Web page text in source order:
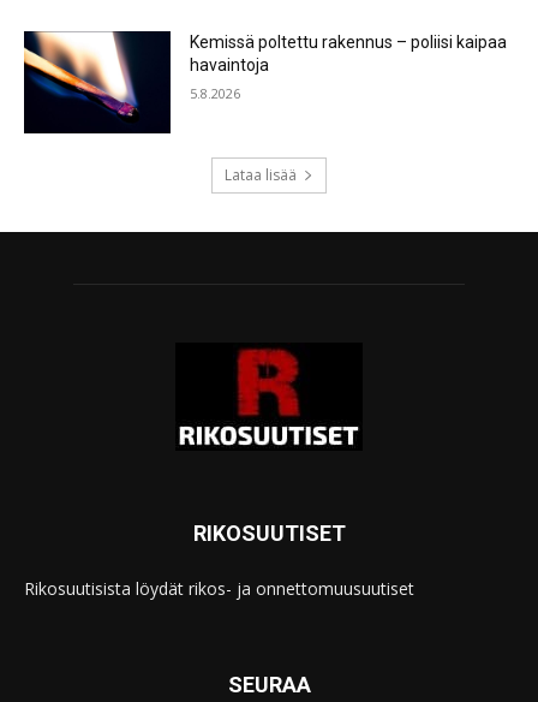
Kemissä poltettu rakennus – poliisi kaipaa
havaintoja
5.8.2026
Lataa lisää
RIKOSUUTISET
Rikosuutisista löydät rikos- ja onnettomuusuutiset
SEURAA